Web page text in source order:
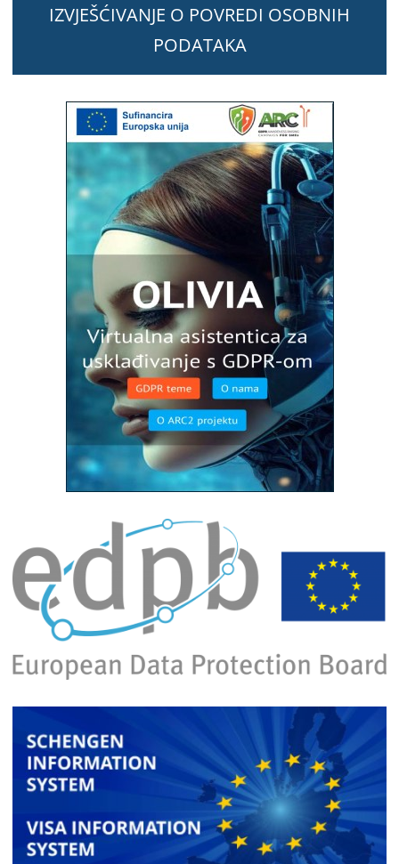
IZVJEŠĆIVANJE O POVREDI OSOBNIH
PODATAKA